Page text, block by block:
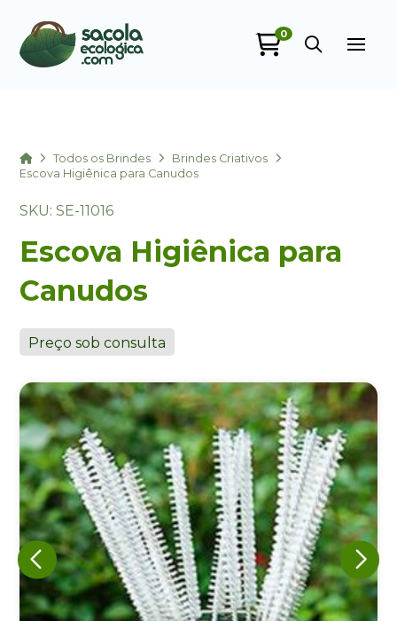
0
HomeTodos os Brindes
Brindes Criativos
Escova Higiênica para Canudos
SKU: SE-11016
Escova Higiênica para
Canudos
Preço sob consulta
+55
Eu concordo em receber comunicações.
A nossa empresa está comprometida a proteger e respeitar
sua privacidade, utilizaremos seus dados apenas para fins
de marketing. Você pode alterar suas preferências a
qualquer momento.
Iniciar conversa